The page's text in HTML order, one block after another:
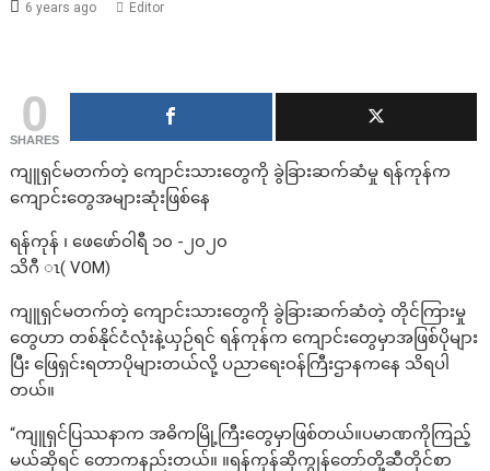
6 years ago Editor
0
SHARES
ကျူရှင်မတက်တဲ့ ကျောင်းသားတွေကို ခွဲခြားဆက်ဆံမှု ရန်ကုန်က
ကျောင်းတွေအများဆုံးဖြစ်နေ
ရန်ကုန် ၊ ဖေဖော်ဝါရီ ၁၀ -၂၀၂၀
သိဂီ ၤ( VOM)
ကျူရှင်မတက်တဲ့ ကျောင်းသားတွေကို ခွဲခြားဆက်ဆံတဲ့ တိုင်ကြားမှု
တွေဟာ တစ်နိုင်ငံလုံးနဲ့ယှဉ်ရင် ရန်ကုန်က ကျောင်းတွေမှာအဖြစ်ပိုများ
ပြီး ဖြေရှင်းရတာပိုများတယ်လို့ ပညာရေးဝန်ကြီးဌာနကနေ သိရပါ
တယ်။
“ကျူရှင်ပြဿနာက အဓိကမြို့ကြီးတွေမှာဖြစ်တယ်။ပမာဏကိုကြည့်
မယ်ဆိုရင် တောကနည်းတယ်။ ။ရန်ကုန်ဆိုကျွန်တော်တို့ဆီတိုင်စာ